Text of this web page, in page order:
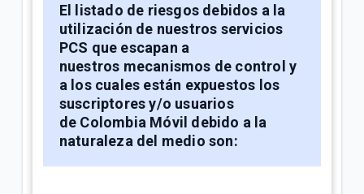
El listado de riesgos debidos a la
utilización de nuestros servicios
PCS que escapan a
nuestros mecanismos de control y
a los cuales están expuestos los
suscriptores y/o usuarios
de Colombia Móvil debido a la
naturaleza del medio son: